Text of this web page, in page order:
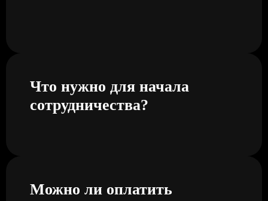
Что нужно для начала
сотрудничества?
Можно ли оплатить